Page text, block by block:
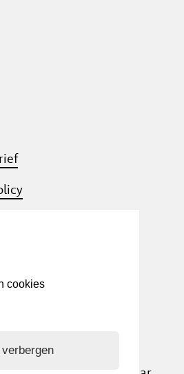
cookies
netwerkpartners elkaar